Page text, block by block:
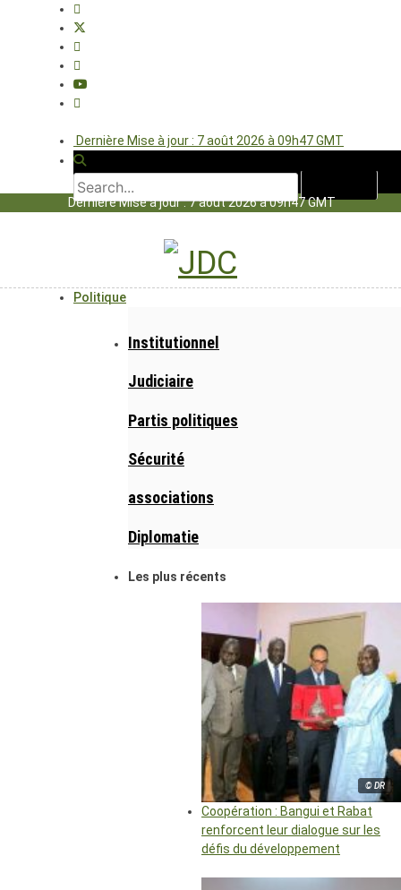
Dernière Mise à jour : 7 août 2026 à 09h47 GMT
Dernière Mise à jour : 7 août 2026 à 09h47 GMT
Politique
Institutionnel
Judiciaire
Partis politiques
Sécurité
associations
Diplomatie
Les plus récents
© DR
Coopération : Bangui et Rabat
renforcent leur dialogue sur les
défis du développement